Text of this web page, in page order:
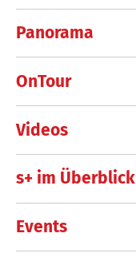
Panorama
OnTour
Videos
s+ im Überblick
Events